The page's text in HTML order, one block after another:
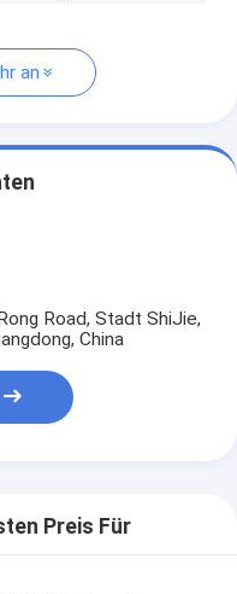
an
Road, Stadt ShiJie,
China
Preis Für